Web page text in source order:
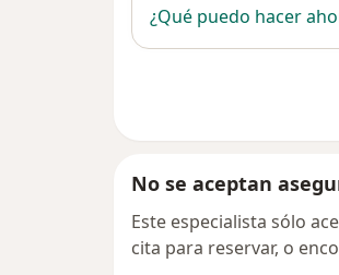
¿Qué puedo hacer
No se aceptan
Este especialista sólo
cita para reservar, o